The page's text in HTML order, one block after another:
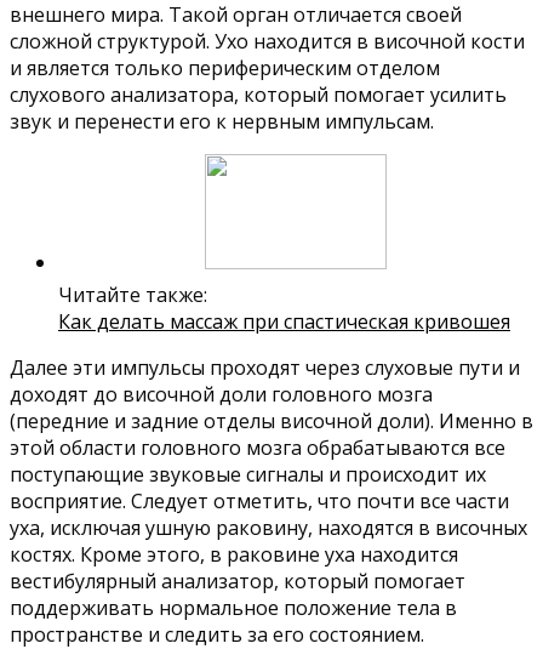
внешнего мира. Такой орган отличается своей
сложной структурой. Ухо находится в височной кости
и является только периферическим отделом
слухового анализатора, который помогает усилить
звук и перенести его к нервным импульсам.
Читайте также:
Как делать массаж при спастическая кривошея
Далее эти импульсы проходят через слуховые пути и
доходят до височной доли головного мозга
(передние и задние отделы височной доли). Именно в
этой области головного мозга обрабатываются все
поступающие звуковые сигналы и происходит их
восприятие. Следует отметить, что почти все части
уха, исключая ушную раковину, находятся в височных
костях. Кроме этого, в раковине уха находится
вестибулярный анализатор, который помогает
поддерживать нормальное положение тела в
пространстве и следить за его состоянием.